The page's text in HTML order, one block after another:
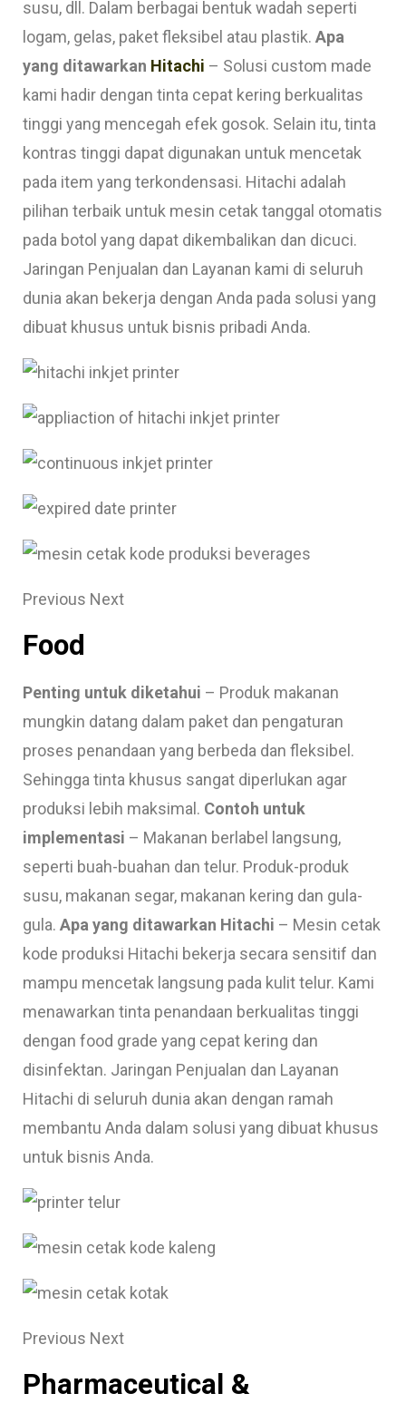
susu, dll. Dalam berbagai bentuk wadah seperti
logam, gelas, paket fleksibel atau plastik. Apa
yang ditawarkan Hitachi – Solusi custom made
kami hadir dengan tinta cepat kering berkualitas
tinggi yang mencegah efek gosok. Selain itu, tinta
kontras tinggi dapat digunakan untuk mencetak
pada item yang terkondensasi. Hitachi adalah
pilihan terbaik untuk mesin cetak tanggal otomatis
pada botol yang dapat dikembalikan dan dicuci.
Jaringan Penjualan dan Layanan kami di seluruh
dunia akan bekerja dengan Anda pada solusi yang
dibuat khusus untuk bisnis pribadi Anda.
Previous Next
Food
Penting untuk diketahui – Produk makanan
mungkin datang dalam paket dan pengaturan
proses penandaan yang berbeda dan fleksibel.
Sehingga tinta khusus sangat diperlukan agar
produksi lebih maksimal. Contoh untuk
implementasi – Makanan berlabel langsung,
seperti buah-buahan dan telur. Produk-produk
susu, makanan segar, makanan kering dan gula-
gula. Apa yang ditawarkan Hitachi – Mesin cetak
kode produksi Hitachi bekerja secara sensitif dan
mampu mencetak langsung pada kulit telur. Kami
menawarkan tinta penandaan berkualitas tinggi
dengan food grade yang cepat kering dan
disinfektan. Jaringan Penjualan dan Layanan
Hitachi di seluruh dunia akan dengan ramah
membantu Anda dalam solusi yang dibuat khusus
untuk bisnis Anda.
Previous Next
Pharmaceutical &